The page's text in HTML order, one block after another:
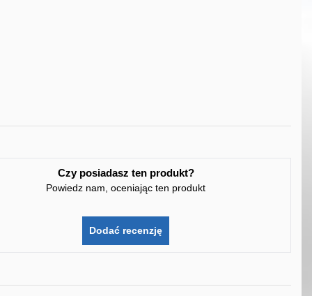
Czy posiadasz ten produkt?
Powiedz nam, oceniając ten produkt
Dodać recenzję